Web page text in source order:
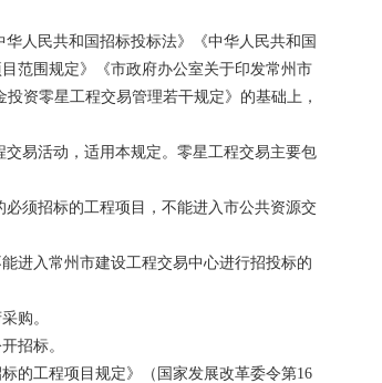
人民共和国招标投标法》《中华人民共和国
范围规定》《市政府办公室关于印发常州市
资零星工程交易管理若干规定》的基础上，
易活动，适用本规定。零星工程交易主要包
须招标的工程项目，不能进入市公共资源交
进入常州市建设工程交易中心进行招投标的
购。
招标。
的工程项目规定》（国家发展改革委令第16